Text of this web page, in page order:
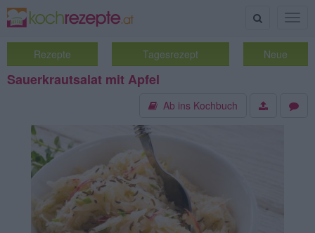
Suche
Rezepte Tagesrezept Neue
Sauerkrautsalat mit Apfel
Ab ins Kochbuch